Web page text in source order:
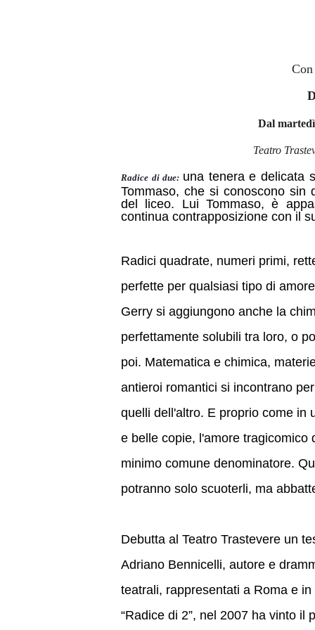
Dal
Teatro
Radice di due: una tenera e delicata
Tommaso, che si conoscono sin
del liceo. Lui Tommaso, è
continua contrapposizione con il
Radici quadrate, numeri primi,
perfette per qualsiasi tipo di
Gerry si aggiungono anche la
perfettamente solubili tra loro, o
poi. Matematica e chimica,
antieroi romantici si incontrano
quelli dell'altro. E proprio come in
e belle copie, l'amore tragicomico
minimo comune denominatore.
potranno solo scuoterli, ma
Debutta al Teatro Trastevere un
Adriano Bennicelli, autore e
teatrali, rappresentati a Roma e
“Radice di 2”, nel 2007 ha vinto il